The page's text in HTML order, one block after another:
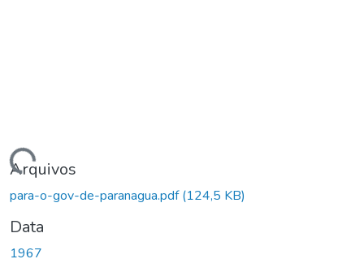
Carregando...
Arquivos
para-o-gov-de-paranagua.pdf(124,5 KB)
Data
1967